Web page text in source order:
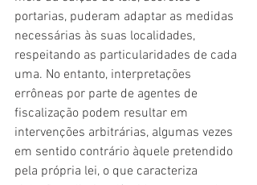
portarias, puderam adaptar as medidas
necessárias às suas localidades,
respeitando as particularidades de cada
uma. No entanto, interpretações
errôneas por parte de agentes de
fiscalização podem resultar em
intervenções arbitrárias, algumas vezes
em sentido contrário àquele pretendido
pela própria lei, o que caracteriza